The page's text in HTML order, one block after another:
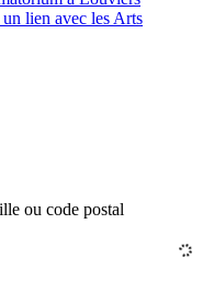
lien avec les Arts
ou code postal